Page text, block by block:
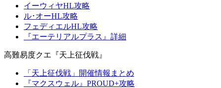
イーウィヤHL攻略
ル･オーHL攻略
フェディエルHL攻略
『エーテリアルプラス』詳細
高難易度クエ『天上征伐戦』
「天上征伐戦」開催情報まとめ
『マクスウェル』PROUD+攻略